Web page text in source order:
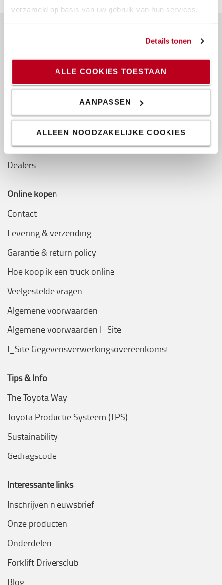
verzameld op basis van uw gebruik van hun services.
Details tonen
ALLE COOKIES TOESTAAN
AANPASSEN
ALLEEN NOODZAKELIJKE COOKIES
Waarom kiezen voor Toyota
Werken bij Toyota Material Handling
Dealers
Online kopen
Contact
Levering & verzending
Garantie & return policy
Hoe koop ik een truck online
Veelgestelde vragen
Algemene voorwaarden
Algemene voorwaarden I_Site
I_Site Gegevensverwerkingsovereenkomst
Tips & Info
The Toyota Way
Toyota Productie Systeem (TPS)
Sustainability
Gedragscode
Interessante links
Inschrijven nieuwsbrief
Onze producten
Onderdelen
Forklift Driversclub
Blog